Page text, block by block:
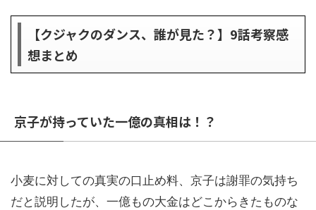
【クジャクのダンス、誰が見た？】9話考察感
想まとめ
京子が持っていた一億の真相は！？
小麦に対しての真実の口止め料、京子は謝罪の気持ち
だと説明したが、一億もの大金はどこからきたものな